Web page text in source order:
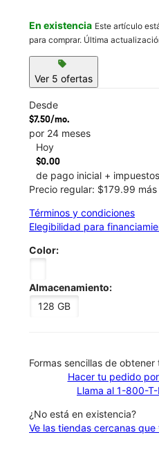
En existencia Este artículo
para comprar. Última
sell
Ver 5 ofertas
Desde
$7.50/mo.
por 24 meses
Hoy
$0.00
de pago inicial + impuestos
Precio regular: $179.99
Términos y condiciones
Elegibilidad para
Color:
Almacenamiento:
128 GB
​​​​​​​Formas sencillas de
Hacer tu pedido
Llama al 1-800-
¿No está en existencia?
Ve las tiendas cercanas